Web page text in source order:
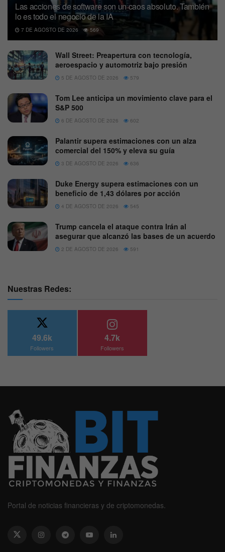
Las acciones de software son un caos absoluto. También
lo es todo el negocio de la IA
7 DE AGOSTO DE 2026 569
Wall Street: Preapertura con tecnología,
aeroespacio y automotriz bajo presión
5 DE AGOSTO DE 2026 579
Tom Lee anticipa un movimiento clave para el
S&P 500
6 DE AGOSTO DE 2026 602
Palantir supera estimaciones con un alza
comercial del 150% y eleva su guía
3 DE AGOSTO DE 2026 636
Duke Energy supera estimaciones con un
beneficio de 1,43 dólares por acción
4 DE AGOSTO DE 2026 545
Trump cancela el ataque contra Irán al
asegurar que alcanzó las bases de un acuerdo
2 DE AGOSTO DE 2026 591
Nuestras Redes:
49.6k
Followers
4.7k
Followers
Portal de noticias financieras y de criptomonedas.